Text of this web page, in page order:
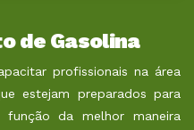
de Gasolina
profissionais na área
estejam preparados para
função da melhor maneira